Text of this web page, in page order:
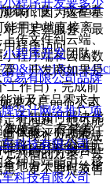
传文件到云端、
程序端和云函数
数据库、存储管
路，让开发者无
种后端能力，移
响，因为这些基
于某些服务，最
程序访问。
模板，而无需任
以往更快地创建
载很慢，或者请
能用户就直接离
涉及产品需求太
不知如何解决优
体验评分功能，
细的分析报告，
地方，同时给出
小程序开发团队、
，开发商如果是
工作日)，完成前
果不是一个公司
有问题，他可能
，找个人或不成
八糟的方案。甚
。更不要提及售
小程序开发要多少
易有限公司品牌
设计网络推广项
科技有限公司
科技有限公司